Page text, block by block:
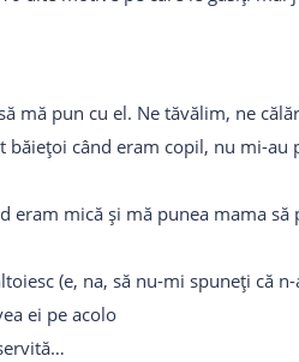
mă pun cu el. Ne tăvălim, ne
băiețoi când eram copil, nu mi-au
eram mică și mă punea mama să
(e, na, să nu-mi spuneți că
ei pe acolo